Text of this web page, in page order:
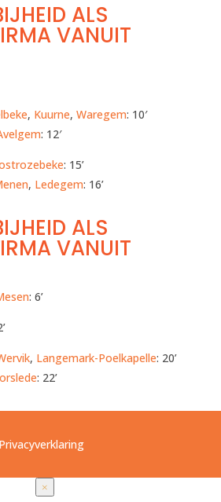
ALS
VANUIT
, Kuurne, Waregem: 10′
: 12′
: 15’
, Ledegem: 16’
ALS
VANUIT
: 6’
, Langemark-Poelkapelle: 20’
: 22’
Privacyverklaring
×